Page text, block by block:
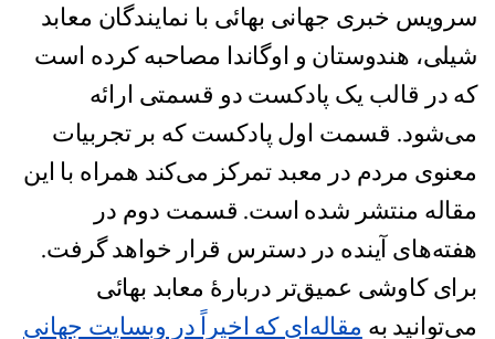
سرویس خبری جهانی بهائی با نمایندگان معابد
شیلی، هندوستان و اوگاندا مصاحبه کرده است
که در قالب یک پادکست دو قسمتی ارائه
می‌شود. قسمت اول پادکست که بر تجربیات
معنوی مردم در معبد تمرکز می‌کند همراه با این
مقاله منتشر شده است. قسمت دوم در
هفته‌های آینده در دسترس قرار خواهد گرفت.
برای کاوشی عمیق‌تر دربارهٔ معابد بهائی
می‌توانید به مقاله‌ای که اخیراً در وبسایت جهانی